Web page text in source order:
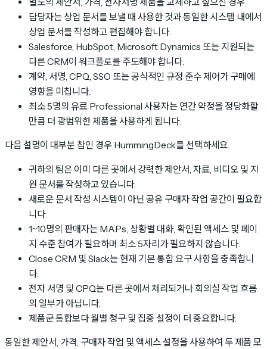
담당자는 상업 문서를 보낼 때 사용한 것과 동일한 시스템 내에서
상업 문서를 작성하고 편집해야 합니다.
Salesforce, HubSpot, Microsoft Dynamics 또는 지원되는
다른 CRM이 워크플로를 주도해야 합니다.
계약, 서명, CPQ, SSO 또는 공식적인 규정 준수 제어가 구매에
영향을 미칩니다.
최소 5명의 유료 Professional 사용자는 연간 약정을 정당화할
만큼 더 광범위한 제품을 사용하게 됩니다.
다음 설명이 대부분 참인 경우 HummingDeck를 선택하세요.
귀하의 팀은 이미 다른 곳에서 강력한 제안서, 자료, 비디오 및 지
원 문서를 작성하고 있습니다.
새로운 문서 작성 시스템이 아닌 공유 구매자 작업 공간이 필요합
니다.
1~10명의 판매자는 MAPs, 상황별 대화, 확인된 액세스 및 페이
지 수준 참여가 필요하며 최소 5자리가 필요하지 않습니다.
Close CRM 및 Slack는 현재 기본 통합 요구 사항을 충족합니
다.
전자 서명 및 CPQ는 다른 곳에서 처리되거나 회의실 작업 흐름
의 일부가 아닙니다.
제품군 통합보다 월별 청구 및 집중 설정이 더 중요합니다.
동일한 제안서, 가격, 구매자 작업 및 액세스 설정을 사용하여 두 제품 모